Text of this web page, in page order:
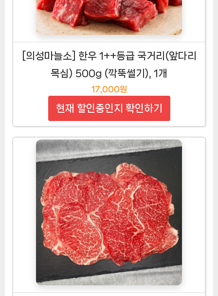
[의성마늘소] 한우 1++등급 국거리(앞다리
목심) 500g (깍뚝썰기), 1개
17,000원
현재 할인중인지 확인하기